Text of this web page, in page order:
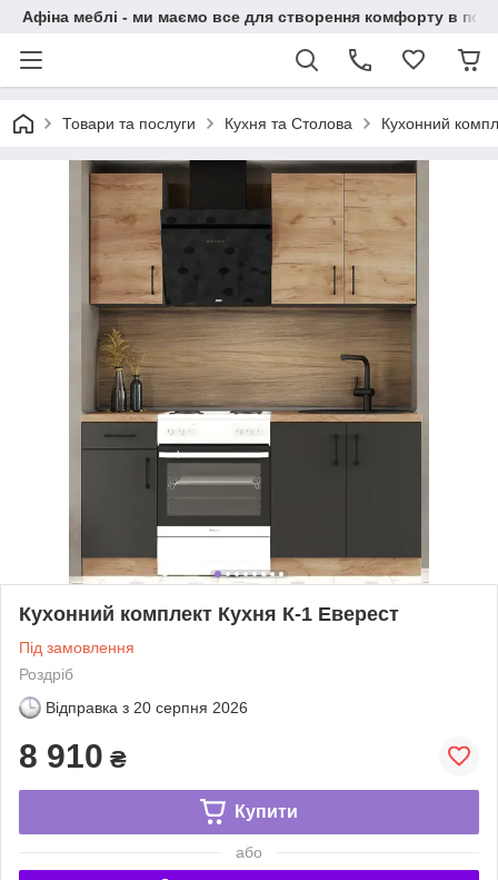
Афіна меблі - ми маємо все для створення комфорту в
Товари та послуги Кухня та Столова Кухонний
Кухонний комплект Кухня К-1 Еверест
Під замовлення
Роздріб
Відправка з 20 серпня 2026
8 910 ₴
Купити
або